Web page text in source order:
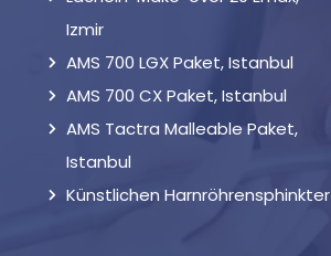
Izmir
AMS 700 LGX Paket, Istanbul
AMS 700 CX Paket, Istanbul
AMS Tactra Malleable Paket,
Istanbul
Künstlichen Harnröhrensphinkter